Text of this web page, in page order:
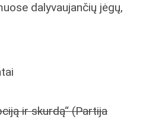
dalyvaujančių jėgų,
ir skurdą“ (Partija